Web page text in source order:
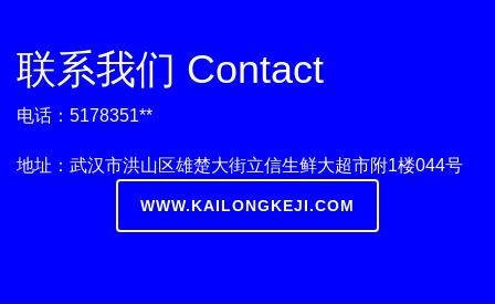
联系我们 Contact
电话：5178351**
地址：武汉市洪山区雄楚大街立信生鲜大超市附1楼044号
WWW.KAILONGKEJI.COM